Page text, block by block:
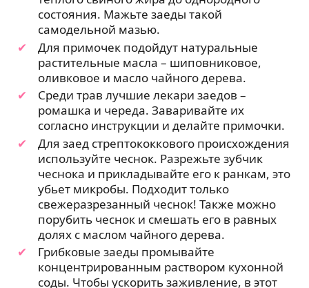
состояния. Мажьте заеды такой
самодельной мазью.
Для примочек подойдут натуральные
растительные масла – шиповниковое,
оливковое и масло чайного дерева.
Среди трав лучшие лекари заедов –
ромашка и череда. Заваривайте их
согласно инструкции и делайте примочки.
Для заед стрептококкового происхождения
используйте чеснок. Разрежьте зубчик
чеснока и прикладывайте его к ранкам, это
убьет микробы. Подходит только
свежеразрезанный чеснок! Также можно
порубить чеснок и смешать его в равных
долях с маслом чайного дерева.
Грибковые заеды промывайте
концентрированным раствором кухонной
соды. Чтобы ускорить заживление, в этот